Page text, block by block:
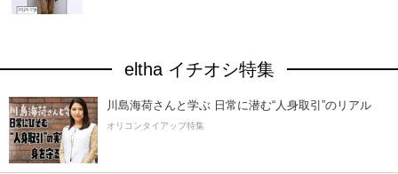
eltha イチオシ特集
川島海荷さんと学ぶ 日常に潜む“人身取引”のリアル
オリコンタイアップ特集